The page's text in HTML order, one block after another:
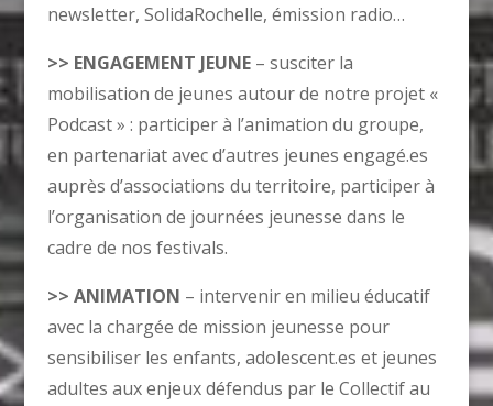
newsletter, SolidaRochelle, émission radio…
>> ENGAGEMENT JEUNE– susciter la
mobilisation de jeunes autour de notre projet «
Podcast » : participer à l’animation du groupe,
en partenariat avec d’autres jeunes engagé.es
auprès d’associations du territoire, participer à
l’organisation de journées jeunesse dans le
cadre de nos festivals.
>> ANIMATION – intervenir en milieu éducatif
avec la chargée de mission jeunesse pour
sensibiliser les enfants, adolescent.es et jeunes
adultes aux enjeux défendus par le Collectif au